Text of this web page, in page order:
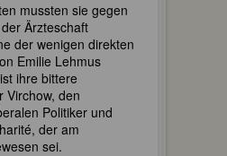
mussten sie gegen
Ärzteschaft
der wenigen direkten
Emilie Lehmus
ihre bittere
Virchow, den
Politiker und
der am
sei.